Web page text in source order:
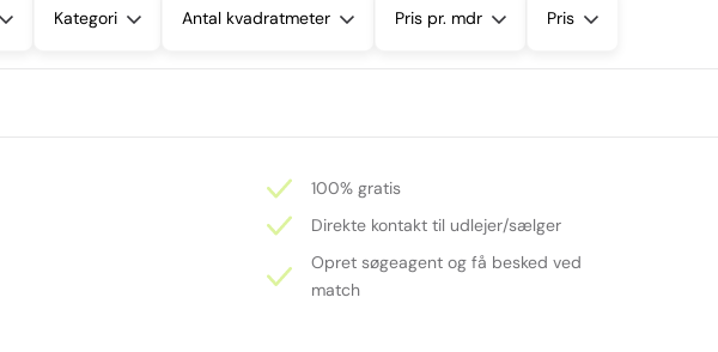
Kategori Antal kvadratmeter Pris pr. mdr Pris
100% gratis
Direkte kontakt til udlejer/sælger
Opret søgeagent og få besked ved
match